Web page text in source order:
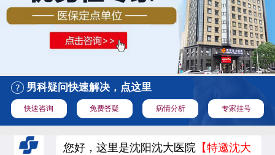
男科疑问快速解决，点这里
快速咨询 免费答疑 病情分析 专家挂号
您好，这里是沈阳沈大医院 【特邀沈大